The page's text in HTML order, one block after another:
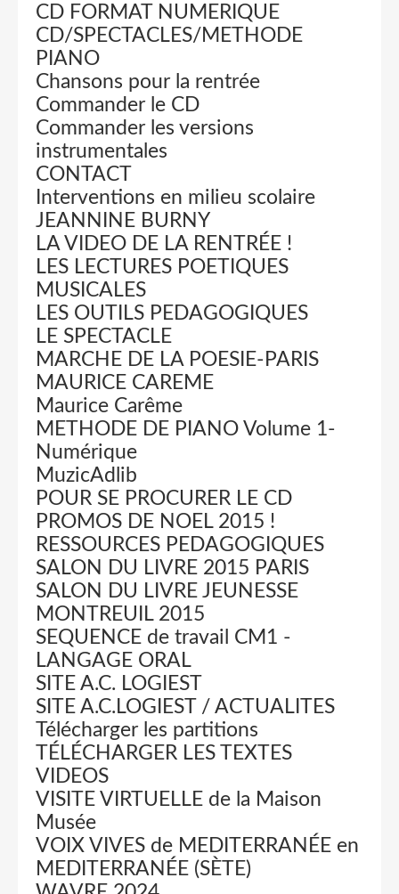
CD FORMAT NUMERIQUE
CD/SPECTACLES/METHODE
PIANO
Chansons pour la rentrée
Commander le CD
Commander les versions
instrumentales
CONTACT
Interventions en milieu scolaire
JEANNINE BURNY
LA VIDEO DE LA RENTRÉE !
LES LECTURES POETIQUES
MUSICALES
LES OUTILS PEDAGOGIQUES
LE SPECTACLE
MARCHE DE LA POESIE-PARIS
MAURICE CAREME
Maurice Carême
METHODE DE PIANO Volume 1-
Numérique
MuzicAdlib
POUR SE PROCURER LE CD
PROMOS DE NOEL 2015 !
RESSOURCES PEDAGOGIQUES
SALON DU LIVRE 2015 PARIS
SALON DU LIVRE JEUNESSE
MONTREUIL 2015
SEQUENCE de travail CM1 -
LANGAGE ORAL
SITE A.C. LOGIEST
SITE A.C.LOGIEST / ACTUALITES
Télécharger les partitions
TÉLÉCHARGER LES TEXTES
VIDEOS
VISITE VIRTUELLE de la Maison
Musée
VOIX VIVES de MEDITERRANÉE en
MEDITERRANÉE (SÈTE)